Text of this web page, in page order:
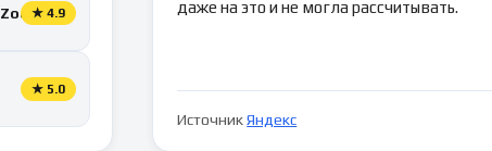
Zoon★4.9
★ 5.0
даже на это и не могла рассчитывать.
Источник Яндекс